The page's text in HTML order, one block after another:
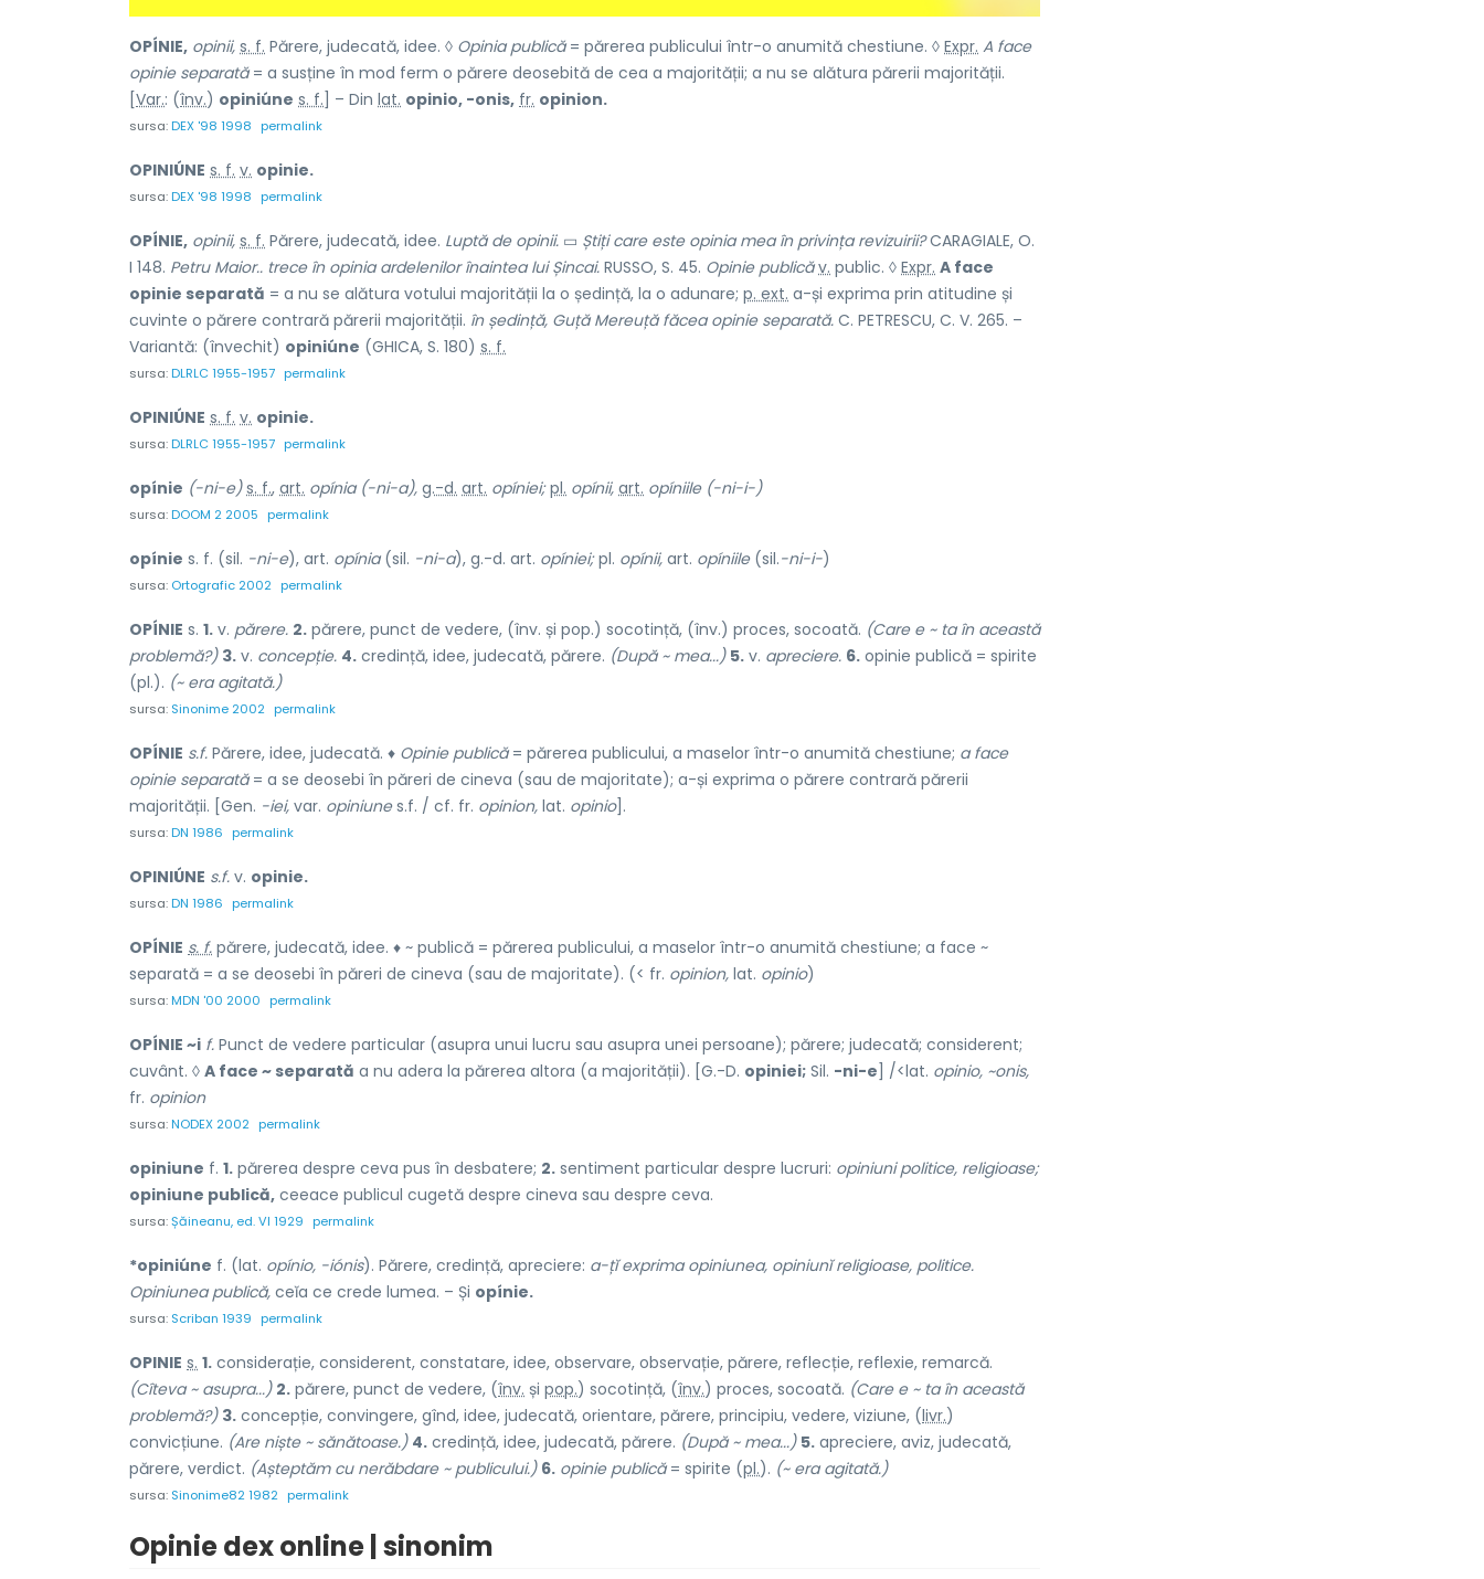
OPÍNIE, opinii, s. f. Părere, judecată, idee. ◊ Opinia publică= părerea publicului într-o anumită chestiune. ◊ Expr. A face
opinie separată= a susține în mod ferm o părere deosebită de cea a majorității; a nu se alătura părerii majorității.
[Var.: (înv.) opiniúne s. f.] – Din lat. opinio, -onis, fr. opinion.
sursa:DEX '98 1998 permalink
OPINIÚNE s. f. v. opinie.
sursa:DEX '98 1998 permalink
OPÍNIE, opinii, s. f. Părere, judecată, idee. Luptă de opinii. ▭ Știți care este opinia mea în privința revizuirii?CARAGIALE, O.
I 148. Petru Maior.. trece în opinia ardelenilor înaintea lui Șincai. RUSSO, S. 45. Opinie publică v. public. ◊ Expr. A face
opinie separată = a nu se alătura votului majorității la o ședință, la o adunare; p. ext. a-și exprima prin atitudine și
cuvinte o părere contrară părerii majorității. în ședință, Guță Mereuță făcea opinie separată. C. PETRESCU, C. V. 265. –
Variantă: (învechit) opiniúne (GHICA, S. 180) s. f.
sursa:DLRLC 1955-1957 permalink
OPINIÚNE s. f. v. opinie.
sursa:DLRLC 1955-1957 permalink
opínie (-ni-e) s. f., art. opínia (-ni-a), g.-d. art. opíniei; pl. opínii, art. opíniile (-ni-i-)
sursa:DOOM 2 2005 permalink
opínie s. f. (sil. -ni-e), art. opínia(sil. -ni-a), g.-d. art. opíniei;pl. opínii, art. opíniile(sil.-ni-i-)
sursa: Ortografic 2002 permalink
OPÍNIE s. 1. v. părere. 2. părere, punct de vedere, (înv. și pop.) socotință, (înv.) proces, socoată. (Care e ~ ta în această
problemă?) 3. v. concepție. 4. credință, idee, judecată, părere. (După ~ mea...) 5. v. apreciere. 6. opinie publică = spirite
(pl.). (~ era agitată.)
sursa: Sinonime 2002 permalink
OPÍNIE s.f. Părere, idee, judecată. ♦ Opinie publică= părerea publicului, a maselor într-o anumită chestiune; a face
opinie separată= a se deosebi în păreri de cineva (sau de majoritate); a-și exprima o părere contrară părerii
majorității. [Gen. -iei, var. opiniunes.f. / cf. fr. opinion, lat. opinio].
sursa:DN 1986 permalink
OPINIÚNE s.f. v. opinie.
sursa:DN 1986 permalink
OPÍNIE s. f. părere, judecată, idee. ♦ ~ publică = părerea publicului, a maselor într-o anumită chestiune; a face ~
separată = a se deosebi în păreri de cineva (sau de majoritate). (< fr. opinion, lat. opinio)
sursa:MDN '00 2000 permalink
OPÍNIE ~i f. Punct de vedere particular (asupra unui lucru sau asupra unei persoane); părere; judecată; considerent;
cuvânt. ◊ A face ~ separată a nu adera la părerea altora (a majorității). [G.-D. opiniei; Sil. -ni-e] /<lat. opinio, ~onis,
fr. opinion
sursa:NODEX 2002 permalink
opiniune f. 1. părerea despre ceva pus în desbatere; 2. sentiment particular despre lucruri: opiniuni politice, religioase;
opiniune publică, ceeace publicul cugetă despre cineva sau despre ceva.
sursa:Șăineanu, ed. VI 1929 permalink
*opiniúne f. (lat. opínio, -iónis). Părere, credință, apreciere: a-țĭ exprima opiniunea, opiniunĭ religioase, politice.
Opiniunea publică, ceĭa ce crede lumea. – Și opínie.
sursa: Scriban 1939 permalink
OPINIE s. 1. considerație, considerent, constatare, idee, observare, observație, părere, reflecție, reflexie, remarcă.
(Cîteva ~ asupra...) 2. părere, punct de vedere, (înv. și pop.) socotință, (înv.) proces, socoată. (Care e ~ ta în această
problemă?) 3. concepție, convingere, gînd, idee, judecată, orientare, părere, principiu, vedere, viziune, (livr.)
convicțiune. (Are niște ~ sănătoase.) 4. credință, idee, judecată, părere. (După ~ mea...) 5. apreciere, aviz, judecată,
părere, verdict. (Așteptăm cu nerăbdare ~ publicului.) 6. opinie publică= spirite (pl.). (~ era agitată.)
sursa: Sinonime82 1982 permalink
Opinie dex online | sinonim